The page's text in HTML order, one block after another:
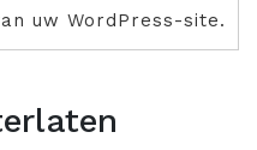
uw WordPress-site.